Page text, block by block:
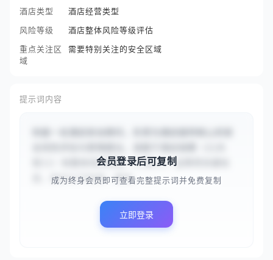
酒店类型
酒店经营类型
风险等级
酒店整体风险等级评估
重点关注区
域
需要特别关注的安全区域
提示词内容
型}}）和整体风险等级（{{高}}）这两项关键信
息，执行以下任务：首先，...
会员登录后可复制
成为终身会员即可查看完整提示词并免费复制
立即登录